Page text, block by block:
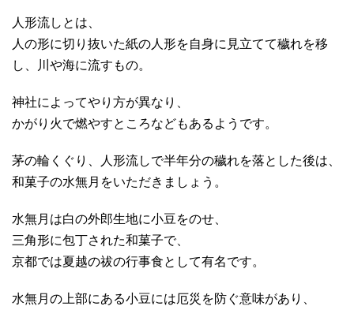
人形流しとは、
人の形に切り抜いた紙の人形を自身に見立てて穢れを移
し、川や海に流すもの。
神社によってやり方が異なり、
かがり火で燃やすところなどもあるようです。
茅の輪くぐり、人形流しで半年分の穢れを落とした後は、
和菓子の水無月をいただきましょう。
水無月は白の外郎生地に小豆をのせ、
三角形に包丁された和菓子で、
京都では夏越の祓の行事食として有名です。
水無月の上部にある小豆には厄災を防ぐ意味があり、